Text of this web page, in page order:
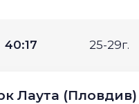
40:17 25-29г.
Лаута (Пловдив)